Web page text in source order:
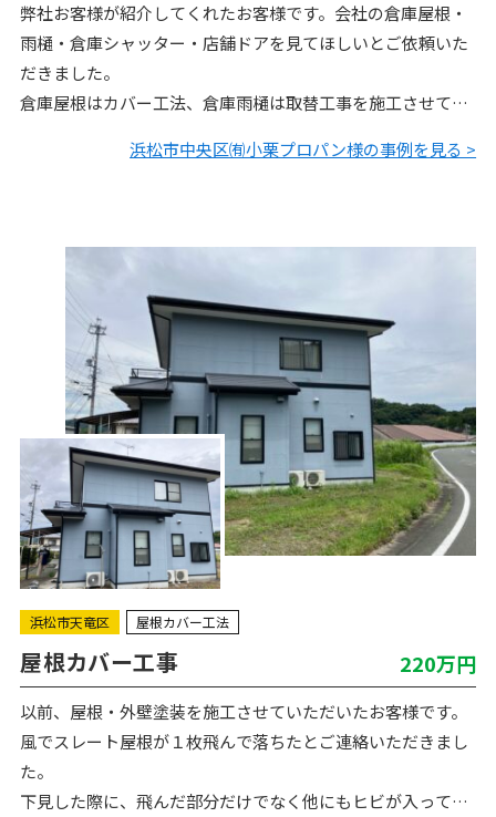
弊社お客様が紹介してくれたお客様です。会社の倉庫屋根・
雨樋・倉庫シャッター・店舗ドアを見てほしいとご依頼いた
だきました。
倉庫屋根はカバー工法、倉庫雨樋は取替工事を施工させてい
ー・店舗ドアについても順に施工したので、この記…
浜松市中央区㈲小栗プロパン様の事例を見る >
浜松市天竜区 屋根カバー工法
屋根カバー工事 220万円
以前、屋根・外壁塗装を施工させていただいたお客様です。
風でスレート屋根が１枚飛んで落ちたとご連絡いただきまし
た。
下見した際に、飛んだ部分だけでなく他にもヒビが入ってい